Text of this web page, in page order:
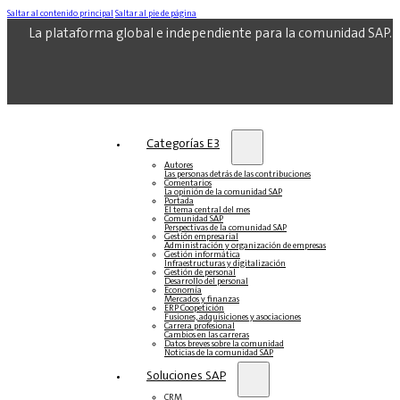
Saltar al contenido principal Saltar al pie de página
La plataforma global e independiente para la comunidad SAP.
Categorías E3
Autores
Las personas detrás de las contribuciones
Comentarios
La opinión de la comunidad SAP
Portada
El tema central del mes
Comunidad SAP
Perspectivas de la comunidad SAP
Gestión empresarial
Administración y organización de empresas
Gestión informática
Infraestructuras y digitalización
Gestión de personal
Desarrollo del personal
Economía
Mercados y finanzas
ERP Coopetición
Fusiones, adquisiciones y asociaciones
Carrera profesional
Cambios en las carreras
Datos breves sobre la comunidad
Noticias de la comunidad SAP
Soluciones‎‎ SAP
CRM